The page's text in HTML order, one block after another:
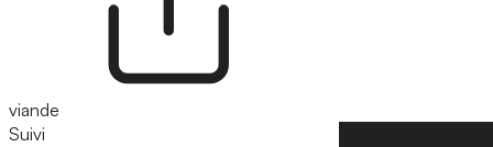
viande
Suivi